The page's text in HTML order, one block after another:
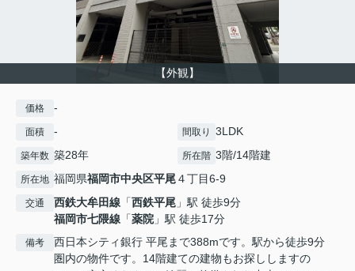
【外観】
価格 -
面積 - 間取り 3LDK
築年数 築28年 所在階 3階/14階建
所在地 福岡県福岡市中央区平尾４丁目6-9
交通 西鉄大牟田線 「西鉄平尾 」駅 徒歩9分
福岡市七隈線 「薬院 」駅 徒歩17分
備考
西日本シティ銀行 平尾まで388mです。駅から徒歩9分
圏内の物件です。14階建ての建物もお探ししますの